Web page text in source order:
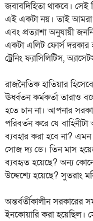
জবাবদিহিতা থাকবে। সেই
এই একটা নয়। তাই
এবং প্রত্যাশা অনুযায়ী
একটা এলিট ফোর্স দরকার
ট্রেনিং ফ্যাসিলিটিস,
রাজনৈতিক হাতিয়ার
ঊর্ধ্বতন কর্মকর্তা তারাও
হতে চান না। আপনার
পরিবর্তন করে যে
ব্যবহার করা হবে না? এমন
সোজ দ্য ডে। তিন মাস
ব্যবহৃত হয়েছে? অন্য
উদ্দেশ্যে হয়েছে? সুতরাং
অন্তর্বর্তীকালীন
ইনকোয়ারি করা হয়েছিল।